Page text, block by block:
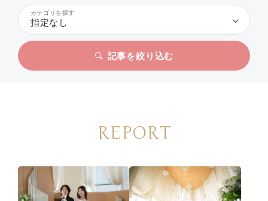
カテゴリを探す
指定なし
記事を絞り込む
REPORT